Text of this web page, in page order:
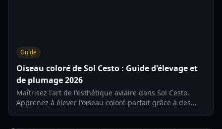
Guide
Oiseau coloré de Sol Cesto : Guide d'élevage et
de plumage 2026
Maîtrisez l'art de l'esthétique aviaire dans Sol Cesto.
Apprenez à élever l'oiseau coloré parfait grâce à des